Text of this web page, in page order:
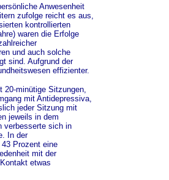
Anwesenheit
zufolge reicht es aus,
kontrollierten
waren die Erfolge
und auch solche
sind. Aufgrund der
effizienter.
minütige Sitzungen,
mit Antidepressiva,
jeder Sitzung mit
jeweils in dem
verbesserte sich in
In der
Prozent eine
mit der
etwas